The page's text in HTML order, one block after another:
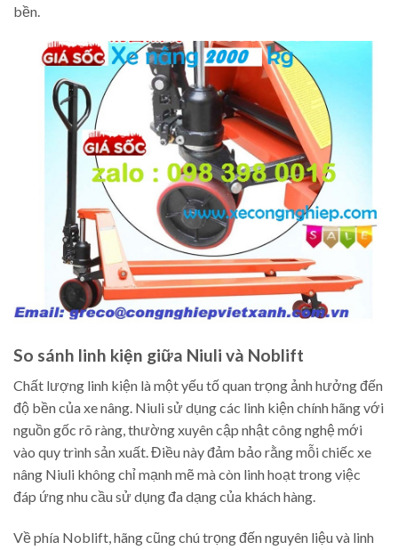
bền.
So sánh linh kiện giữa Niuli và Noblift
Chất lượng linh kiện là một yếu tố quan trọng ảnh hưởng đến
độ bền của xe nâng. Niuli sử dụng các linh kiện chính hãng với
nguồn gốc rõ ràng, thường xuyên cập nhật công nghệ mới
vào quy trình sản xuất. Điều này đảm bảo rằng mỗi chiếc xe
nâng Niuli không chỉ mạnh mẽ mà còn linh hoạt trong việc
đáp ứng nhu cầu sử dụng đa dạng của khách hàng.
Về phía Noblift, hãng cũng chú trọng đến nguyên liệu và linh